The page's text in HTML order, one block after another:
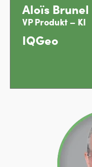
Aloïs Brunel
VP Produkt – KI
IQGeo